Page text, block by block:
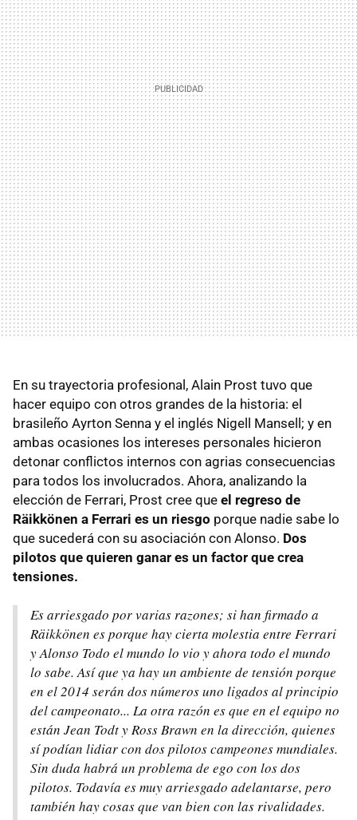
En su trayectoria profesional, Alain Prost tuvo que
hacer equipo con otros grandes de la historia: el
brasileño Ayrton Senna y el inglés Nigell Mansell; y en
ambas ocasiones los intereses personales hicieron
detonar conflictos internos con agrias consecuencias
para todos los involucrados. Ahora, analizando la
elección de Ferrari, Prost cree que el regreso de
Räikkönen a Ferrari es un riesgo porque nadie sabe lo
que sucederá con su asociación con Alonso. Dos
pilotos que quieren ganar es un factor que crea
tensiones.
Es arriesgado por varias razones; si han firmado a
Räikkönen es porque hay cierta molestia entre Ferrari
y Alonso Todo el mundo lo vio y ahora todo el mundo
lo sabe. Así que ya hay un ambiente de tensión porque
en el 2014 serán dos números uno ligados al principio
del campeonato... La otra razón es que en el equipo no
están Jean Todt y Ross Brawn en la dirección, quienes
sí podían lidiar con dos pilotos campeones mundiales.
Sin duda habrá un problema de ego con los dos
pilotos. Todavía es muy arriesgado adelantarse, pero
también hay cosas que van bien con las rivalidades.